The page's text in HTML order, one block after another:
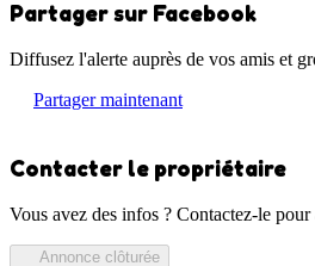
Partager sur Facebook
Diffusez l'alerte auprès de vos amis et
Partager maintenant
Contacter le propriétaire
Vous avez des infos ? Contactez-le pour
Annonce clôturée